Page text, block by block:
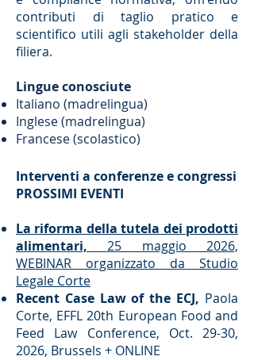
contributi di taglio pratico e
scientifico utili agli stakeholder della
filiera.
Lingue conosciute
Italiano (madrelingua)
Inglese (madrelingua)
Francese (scolastico)
​Interventi a conferenze e congressi
PROSSIMI EVENTI
La riforma della tutela dei prodotti
alimentari, 25 maggio 2026,
WEBINAR organizzato da Studio
Legale Corte
Recent Case Law of the ECJ, Paola
Corte, EFFL 20th European Food and
Feed Law Conference, Oct. 29-30,
2026, Brussels + ONLINE